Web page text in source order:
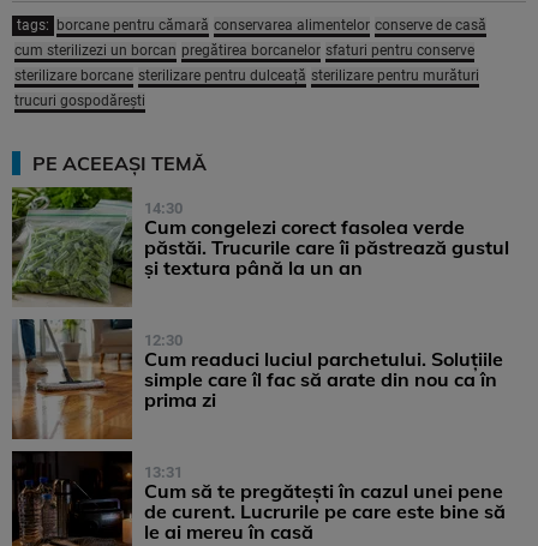
tags: borcane pentru cămară conservarea alimentelor conserve de casă
cum sterilizezi un borcan pregătirea borcanelor sfaturi pentru conserve
sterilizare borcane sterilizare pentru dulceață sterilizare pentru murături
trucuri gospodărești
PE ACEEAȘI TEMĂ
14:30
Cum congelezi corect fasolea verde
păstăi. Trucurile care îi păstrează gustul
și textura până la un an
12:30
Cum readuci luciul parchetului. Soluțiile
simple care îl fac să arate din nou ca în
prima zi
13:31
Cum să te pregătești în cazul unei pene
de curent. Lucrurile pe care este bine să
le ai mereu în casă